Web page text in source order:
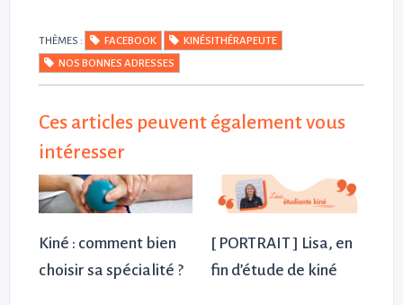
THÈMES : FACEBOOK
KINÉSITHÉRAPEUTE
NOS BONNES ADRESSES
Ces articles peuvent également vous
intéresser
Kiné : comment bien
choisir sa spécialité ?
[ PORTRAIT ] Lisa, en
fin d’étude de kiné